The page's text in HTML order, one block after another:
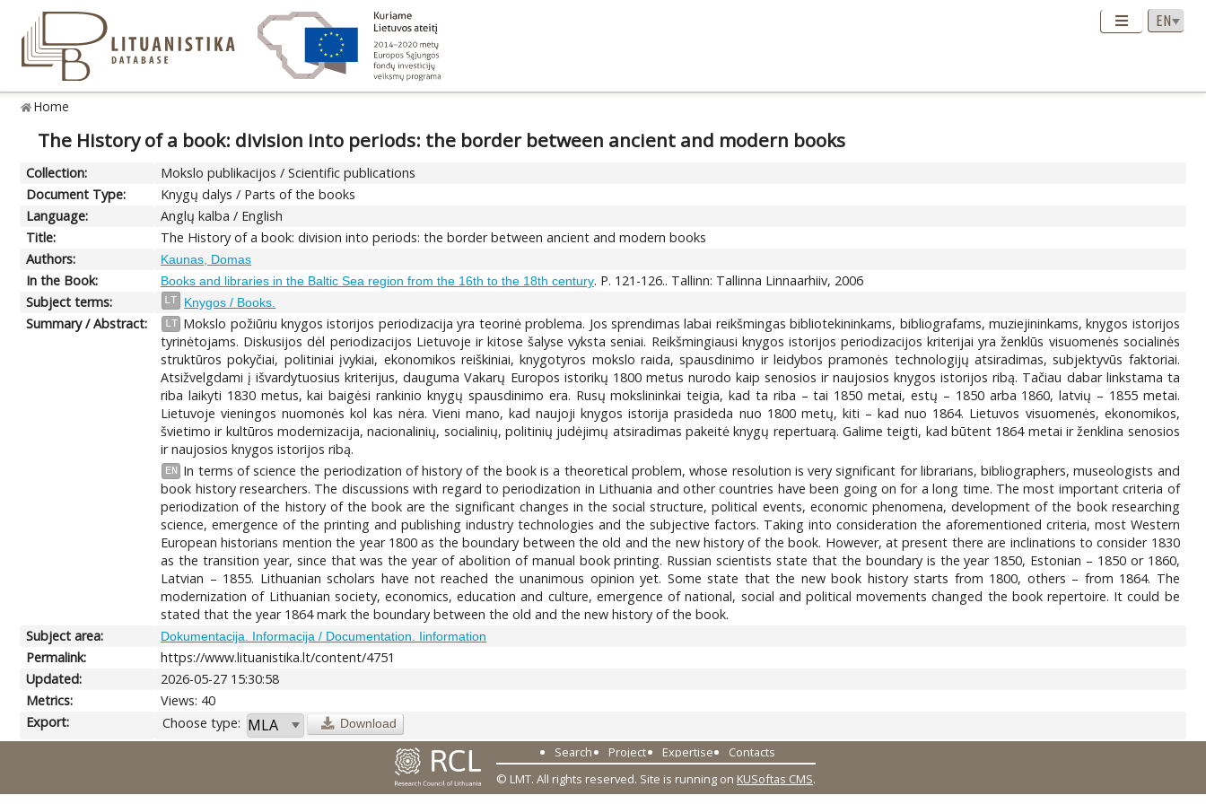
Home
The History of a book: division into periods: the border between ancient and modern books
Collection:
Mokslo publikacijos / Scientific publications
Document Type:
Knygų dalys / Parts of the books
Language:
Anglų kalba / English
Title:
The History of a book: division into periods: the border between ancient and modern books
Authors:
Kaunas, Domas
In the Book: Books and libraries in the Baltic Sea region from the 16th to the 18th century. P. 121-126.. Tallinn: Tallinna Linnaarhiiv, 2006
Subject terms:
LT Knygos / Books.
Summary / Abstract: LT Mokslo požiūriu knygos istorijos periodizacija yra teorinė problema. Jos sprendimas labai reikšmingas bibliotekininkams, bibliografams, muziejininkams, knygos istorijos
tyrinėtojams. Diskusijos dėl periodizacijos Lietuvoje ir kitose šalyse vyksta seniai. Reikšmingiausi knygos istorijos periodizacijos kriterijai yra ženklūs visuomenės socialinės
struktūros pokyčiai, politiniai įvykiai, ekonomikos reiškiniai, knygotyros mokslo raida, spausdinimo ir leidybos pramonės technologijų atsiradimas, subjektyvūs faktoriai.
Atsižvelgdami į išvardytuosius kriterijus, dauguma Vakarų Europos istorikų 1800 metus nurodo kaip senosios ir naujosios knygos istorijos ribą. Tačiau dabar linkstama ta
riba laikyti 1830 metus, kai baigėsi rankinio knygų spausdinimo era. Rusų mokslininkai teigia, kad ta riba – tai 1850 metai, estų – 1850 arba 1860, latvių – 1855 metai.
Lietuvoje vieningos nuomonės kol kas nėra. Vieni mano, kad naujoji knygos istorija prasideda nuo 1800 metų, kiti – kad nuo 1864. Lietuvos visuomenės, ekonomikos,
švietimo ir kultūros modernizacija, nacionalinių, socialinių, politinių judėjimų atsiradimas pakeitė knygų repertuarą. Galime teigti, kad būtent 1864 metai ir ženklina senosios
ir naujosios knygos istorijos ribą.
EN
In terms of science the periodization of history of the book is a theoretical problem, whose resolution is very significant for librarians, bibliographers, museologists and
book history researchers. The discussions with regard to periodization in Lithuania and other countries have been going on for a long time. The most important criteria of
periodization of the history of the book are the significant changes in the social structure, political events, economic phenomena, development of the book researching
science, emergence of the printing and publishing industry technologies and the subjective factors. Taking into consideration the aforementioned criteria, most Western
European historians mention the year 1800 as the boundary between the old and the new history of the book. However, at present there are inclinations to consider 1830
as the transition year, since that was the year of abolition of manual book printing. Russian scientists state that the boundary is the year 1850, Estonian – 1850 or 1860,
Latvian – 1855. Lithuanian scholars have not reached the unanimous opinion yet. Some state that the new book history starts from 1800, others – from 1864. The
modernization of Lithuanian society, economics, education and culture, emergence of national, social and political movements changed the book repertoire. It could be
stated that the year 1864 mark the boundary between the old and the new history of the book.
Subject area:
Dokumentacija. Informacija / Documentation. Iinformation
Permalink:
https://www.lituanistika.lt/content/4751
Updated:
2026-05-27 15:30:58
Metrics:
Views: 40
Export:
Choose type: Download
Search Project Expertise
Contacts
© LMT. All rights reserved. Site is running on KUSoftas CMS.